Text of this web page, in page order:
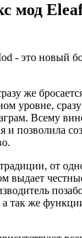
мод
- это новый
же
уровне, сразу
Всему
и позволила
от
выдает
а так же